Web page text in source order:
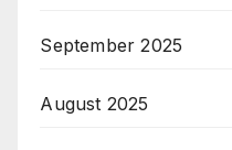
September 2025
August 2025